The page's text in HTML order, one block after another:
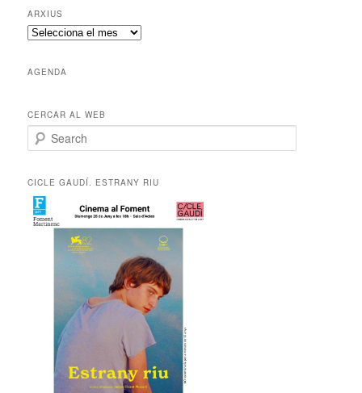
ARXIUS
A
i
s
AGENDA
CERCAR AL WEB
e
r
h
CICLE GAUDÍ. ESTRANY RIU